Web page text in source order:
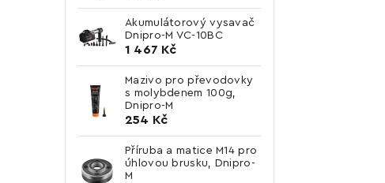
Akumulátorový vysavač
Dnipro-M VC-10BC
1 467 Kč
Mazivo pro převodovky
s molybdenem 100g,
Dnipro-M
254 Kč
Příruba a matice M14 pro
úhlovou brusku, Dnipro-
M